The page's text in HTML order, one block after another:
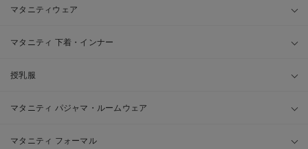
マタニティウェア
マタニティ 下着・インナー
授乳服
マタニティ パジャマ・ルームウェア
マタニティ フォーマル